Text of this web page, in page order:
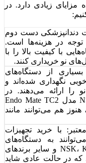
مزایای زیادی دارد. در
دندانپزشکی دست دوم
در هزینه‌ها است.
با کیفیت بالا را با
نو خریداری کنند.
بسیاری از دستگاه‌های
نگهداری شده‌اند و
را ارائه می‌دهند. در
حقیقت، دستگاه روتاری NSK مدل Endo Mate TC2
هم می‌توانند مانند
با خرید تجهیزات
به دستگاه‌های
برندهای معروفی مانند NSK، Kavo و سایر برندهای
که در حالت عادی شاید